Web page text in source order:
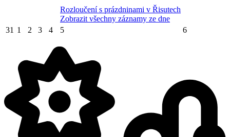
Rozloučení s prázdninami v Řisutech
Zobrazit všechny záznamy ze dne
31 1 2 3 4 5 6